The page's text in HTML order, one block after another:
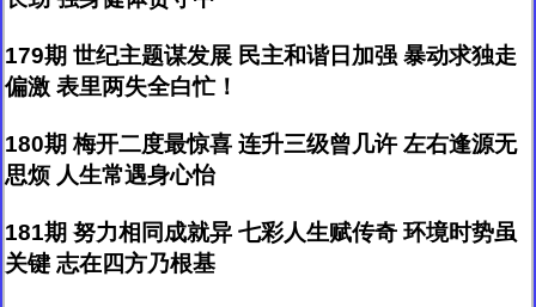
179期 世纪主题谋发展 民主和谐日加强 暴动求独走
偏激 表里两失全白忙！
180期 梅开二度最惊喜 连升三级曾几许 左右逢源无
思烦 人生常遇身心怡
181期 努力相同成就异 七彩人生赋传奇 环境时势虽
关键 志在四方乃根基